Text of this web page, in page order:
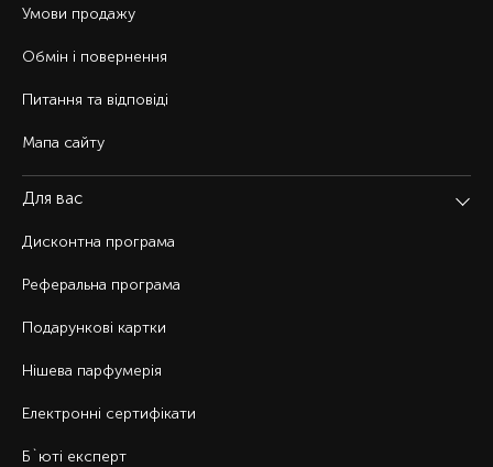
Умови продажу
Обмін і повернення
Питання та відповіді
Мапа сайту
Для вас
Дисконтна програма
Реферальна програма
Подарункові картки
Нішева парфумерія
Електронні сертифікати
Б`юті експерт